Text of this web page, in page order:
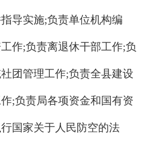
导实施;负责单位机构编
作;负责离退休干部工作;负
团管理工作;负责全县建设
;负责局各项资金和国有资
国家关于人民防空的法